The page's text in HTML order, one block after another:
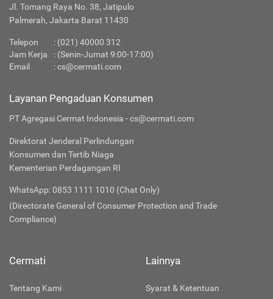
Jl. Tomang Raya No. 38, Jatipulo
Palmerah, Jakarta Barat 11430
Telepon : (021) 40000 312
Jam Kerja
: (Senin-Jumat 9:00-17:00)
Email
:cs@cermati.com
Layanan Pengaduan Konsumen
PT Agregasi Cermat Indonesia - cs@cermati.com
Direktorat Jenderal Perlindungan
Konsumen dan Tertib Niaga
Kementerian Perdagangan RI
WhatsApp: 0853 1111 1010 (Chat Only)
(Directorate General of Consumer Protection and Trade
Compliance)
Cermati
Tentang Kami
Lainnya
Syarat & Ketentuan